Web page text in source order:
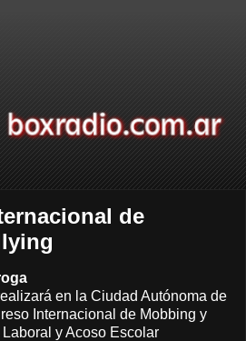
de
en la Ciudad Autónoma de
Internacional de Mobbing y
y Acoso Escolar